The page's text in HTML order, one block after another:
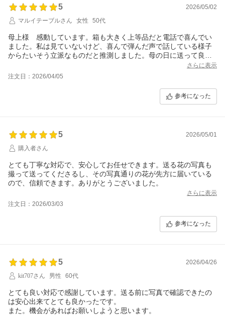
5
2026/05/02
マルイテーブルさん
女性 50代
母上様 感動しています。箱も大きく上等品だと電話で喜んでい
ました。私は見ていないけど、喜んで弾んだ声で話している様子
からたいそう立派なものだと推測しました。母の日に送って良か
さらに表示
注文日：2026/04/05
参考になった
5
2026/05/01
購入者さん
とても丁寧な対応で、安心してお任せできます。送る花の写真も
撮って送ってくださるし、その写真通りの花が先方に届いている
ので、信頼できます。ありがとうございました。
さらに表示
注文日：2026/03/03
参考になった
5
2026/04/26
kit707さん
男性 60代
とても良い対応で感謝しています。送る前に写真で確認できたの
は安心出来てとても良かったです。
また。機会があればお願いしようと思います。